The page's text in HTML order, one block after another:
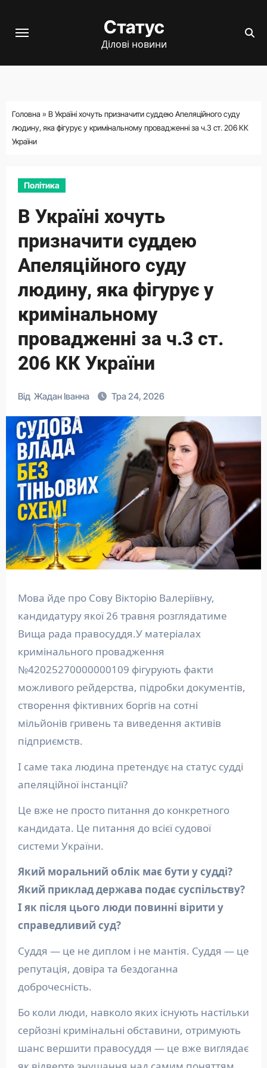
Статус
Ділові новини
Головна » В Україні хочуть призначити суддею Апеляційного суду
людину, яка фігурує у кримінальному провадженні за ч.3 ст. 206 КК
України
Політика
В Україні хочуть
призначити суддею
Апеляційного суду
людину, яка фігурує у
кримінальному
провадженні за ч.3 ст.
206 КК України
Від Жадан Іванна Тра 24, 2026
Мова йде про Сову Вікторію Валеріївну,
кандидатуру якої 26 травня розглядатиме
Вища рада правосуддя.У матеріалах
кримінального провадження
№42025270000000109 фігурують факти
можливого рейдерства, підробки документів,
створення фіктивних боргів на сотні
мільйонів гривень та виведення активів
підприємств.
І саме така людина претендує на статус судді
апеляційної інстанції?
Це вже не просто питання до конкретного
кандидата. Це питання до всієї судової
системи України.
Який моральний облік має бути у судді?
Який приклад держава подає суспільству?
І як після цього люди повинні вірити у
справедливий суд?
Суддя — це не диплом і не мантія. Суддя — це
репутація, довіра та бездоганна
доброчесність.
Бо коли люди, навколо яких існують настільки
серйозні кримінальні обставини, отримують
шанс вершити правосуддя — це вже виглядає